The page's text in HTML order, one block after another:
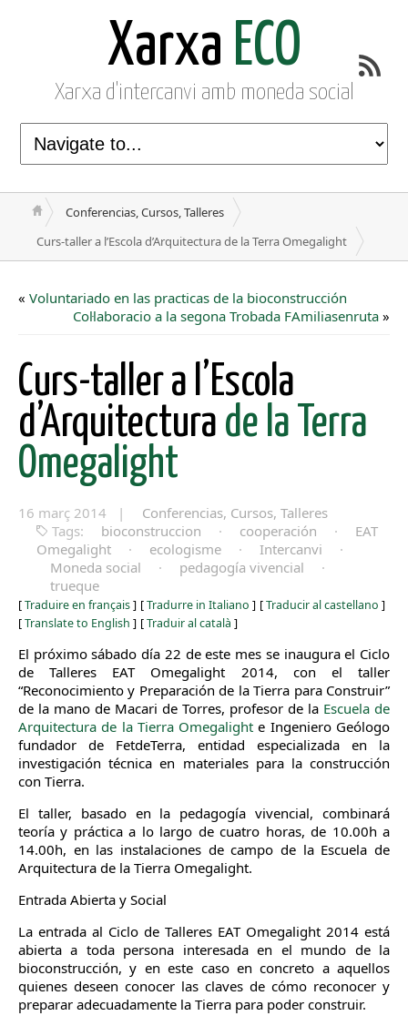
Xarxa ECO
Xarxa d'intercanvi amb moneda social
Conferencias, Cursos, Talleres
Curs-taller a l’Escola d’Arquitectura de la Terra Omegalight
« Voluntariado en las practicas de la bioconstrucción
Col·laboracio a la segona Trobada FAmiliasenruta »
Curs-taller a l’Escola
d’Arquitectura de la Terra
Omegalight
16 març 2014 |
Conferencias, Cursos, Talleres
Tags:
bioconstruccion · cooperación ·
EAT
Omegalight
· ecologisme · Intercanvi
·
Moneda social
· pedagogía vivencial
·
trueque
[Traduire en français] [Tradurre in Italiano ] [Traducir al castellano ]
[Translate to English ] [Traduir al català ]
El próximo sábado día 22 de este mes se inaugura el Ciclo
de Talleres EAT Omegalight 2014, con el taller
“Reconocimiento y Preparación de la Tierra para Construir”
de la mano de Macari de Torres, profesor de la Escuela de
Arquitectura de la Tierra Omegalight e Ingeniero Geólogo
fundador de FetdeTerra, entidad especializada en la
investigación técnica en materiales para la construcción
con Tierra.
El taller, basado en la pedagogía vivencial, combinará
teoría y práctica a lo largo de cuatro horas, de 10.00h a
14.00h, en las instalaciones de campo de la Escuela de
Arquitectura de la Tierra Omegalight.
Entrada Abierta y Social
La entrada al Ciclo de Talleres EAT Omegalight 2014 está
abierta a toda persona interesada en el mundo de la
bioconstrucción, y en este caso en concreto a aquellos
quienes deseen conocer las claves de cómo reconocer y
preparar adecuadamente la Tierra para poder construir.